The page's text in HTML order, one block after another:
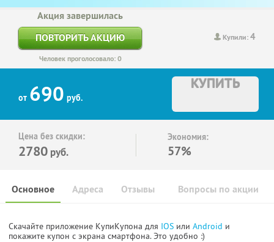
Купили:4
Акция завершилась
ПОВТОРИТЬ АКЦИЮ
Человек проголосовало: 0
от 690 руб.
КУПИТЬ
Цена без скидки:
2780 руб.
Экономия:
57%
Основное Отзывы Вопросы по акции
Адреса
Скачайте приложение КупиКупона для IOS или Android и
покажите купон с экрана смартфона. Это удобно :)